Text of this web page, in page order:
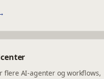
flere AI-agenter og workflows,